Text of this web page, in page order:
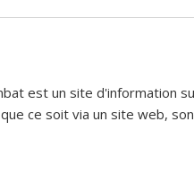
est un site d'information
ce soit via un site web,